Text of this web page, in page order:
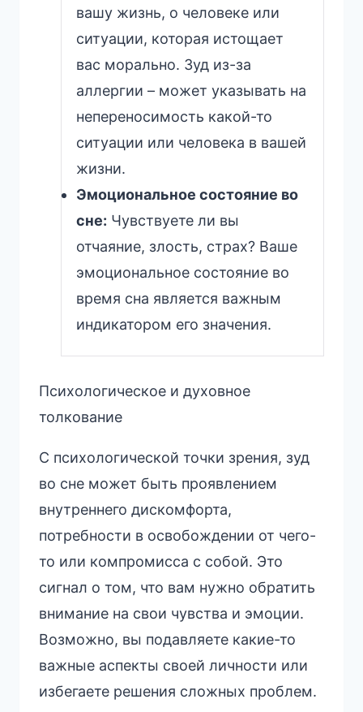
вашу жизнь, о человеке или
ситуации, которая истощает
вас морально. Зуд из-за
аллергии – может указывать на
непереносимость какой-то
ситуации или человека в вашей
жизни.
Эмоциональное состояние во
сне: Чувствуете ли вы
отчаяние, злость, страх? Ваше
эмоциональное состояние во
время сна является важным
индикатором его значения.
Психологическое и духовное
толкование
С психологической точки зрения, зуд
во сне может быть проявлением
внутреннего дискомфорта,
потребности в освобождении от чего-
то или компромисса с собой. Это
сигнал о том, что вам нужно обратить
внимание на свои чувства и эмоции.
Возможно, вы подавляете какие-то
важные аспекты своей личности или
избегаете решения сложных проблем.